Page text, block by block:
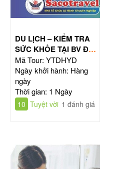
DU LỊCH – KIỂM TRA
SỨC KHỎE TẠI BV ĐẠI
HỌC Y DƯỢC TPHCM
Mã Tour: YTDHYD
Ngày khởi hành: Hàng
ngày
Thời gian: 1 Ngày
10 Tuyệt vời 1 đánh giá